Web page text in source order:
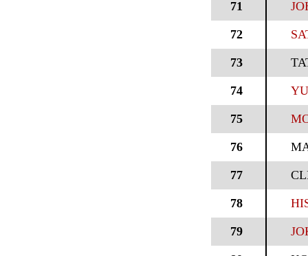
71
72
73
74
75
76
77
78
79